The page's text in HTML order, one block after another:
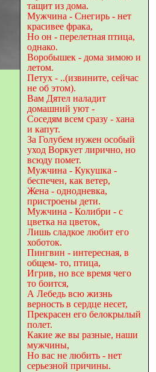
тащит из дома.
Мужчина - Снегирь - нет
красивее фрака,
Но он - перелетная птица,
однако.
Воробышек - дома зимою и
летом.
Петух - ..(извините, сейчас
не об этом).
Вам Дятел наладит
домашний уют -
Соседям всем сразу - хана
и капут.
За Голубем нужен особый
уход Воркует лирично, но
всюду помет.
Мужчина - Кукушка -
беспечен, как ветер,
Жена - однодневка,
пристроены дети.
Мужчина - Колибри - с
цветка на цветок,
Лишь сладкое любит его
хоботок.
Пингвин - интересная, в
общем- то, птица,
Игрив, но все время чего
то боится,
А Лебедь всю жизнь
верность в сердце несет,
Прекрасен его белокрылый
полет.
Какие же вы разные, наши
мужчины,
Но вас не любить - нет
серьезной причины.